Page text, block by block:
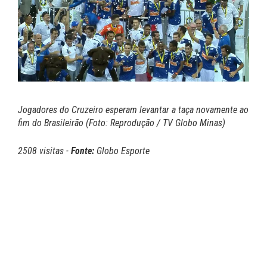
Jogadores do Cruzeiro esperam levantar a taça novamente ao
fim do Brasileirão (Foto: Reprodução / TV Globo Minas)
2508 visitas - Fonte: Globo Esporte